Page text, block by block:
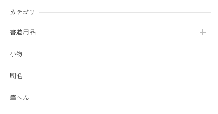
カテゴリ
書道用品
小物
刷毛
筆ぺん